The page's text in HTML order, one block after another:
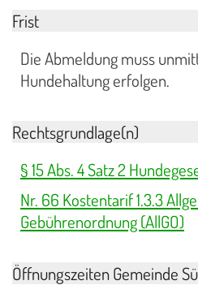
Frist
Die Abmeldung muss
Hundehaltung erfolgen.
Rechtsgrundlage(n)
§ 15 Abs. 4 Satz 2
Nr. 66 Kostentarif 1.3.3
Gebührenordnung (AllGO)
Öffnungszeiten Gemeinde